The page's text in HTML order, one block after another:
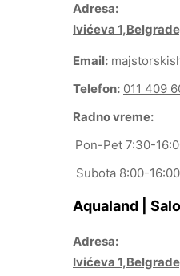
Adresa:
Ivićeva
Email:
Telefon: 011 409
Radno vreme:
Pon-Pet 7:30-
Subota 8:00-
Aqualand |
Adresa:
Ivićeva